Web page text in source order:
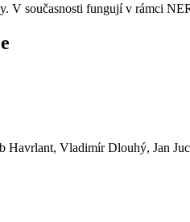
V současnosti fungují v rámci
Vladimír Dlouhý, Jan